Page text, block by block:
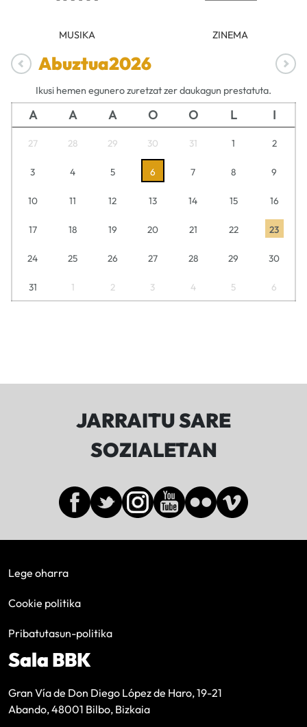
MUSIKA ZINEMA
Abuztua2026
Ikusi hemen egunero zuretzat zer daukagun prestatuta.
A A A O O L I
27 28 29 30 31 1 2
3 4 5 6 7 8 9
10 11 12 13 14 15 16
17 18 19 20 21 22 23
24 25 26 27 28 29 30
31 1 2 3 4 5 6
JARRAITU SARE
SOZIALETAN
Lege oharra
Cookie politika
Pribatutasun-politika
Sala BBK
Gran Vía de Don Diego López de Haro, 19-21
Abando, 48001 Bilbo, Bizkaia